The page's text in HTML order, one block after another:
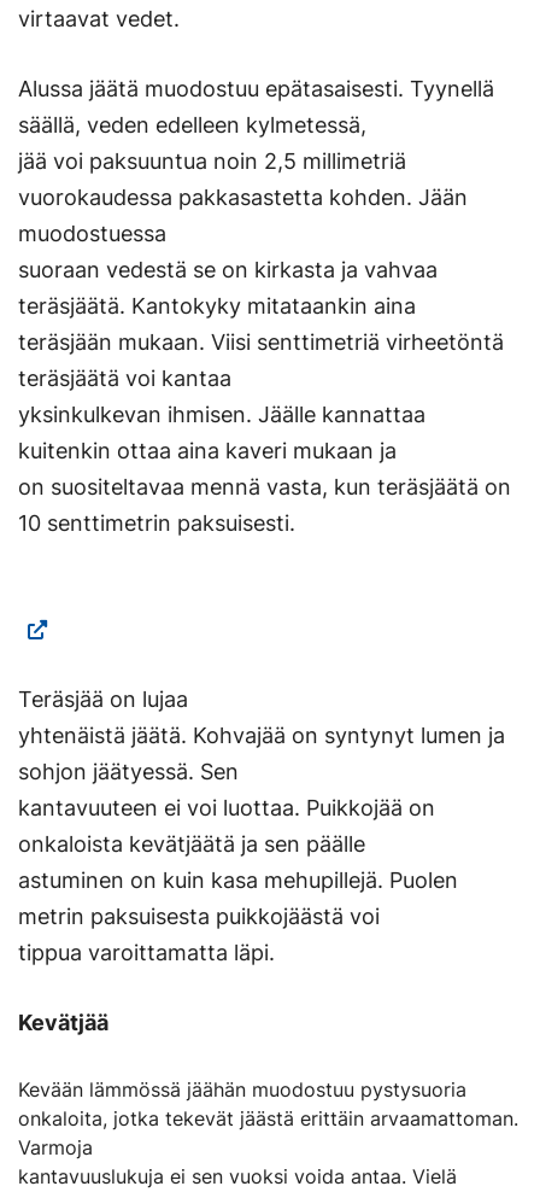
virtaavat vedet.
Alussa jäätä muodostuu epätasaisesti. Tyynellä
säällä, veden edelleen kylmetessä,
jää voi paksuuntua noin 2,5 millimetriä
vuorokaudessa pakkasastetta kohden. Jään
muodostuessa
suoraan vedestä se on kirkasta ja vahvaa
teräsjäätä. Kantokyky mitataankin aina
teräsjään mukaan. Viisi senttimetriä virheetöntä
teräsjäätä voi kantaa
yksinkulkevan ihmisen. Jäälle kannattaa
kuitenkin ottaa aina kaveri mukaan ja
on suositeltavaa mennä vasta, kun teräsjäätä on
10 senttimetrin paksuisesti.
Teräsjää on lujaa
yhtenäistä jäätä. Kohvajää on syntynyt lumen ja
sohjon jäätyessä. Sen
kantavuuteen ei voi luottaa. Puikkojää on
onkaloista kevätjäätä ja sen päälle
astuminen on kuin kasa mehupillejä. Puolen
metrin paksuisesta puikkojäästä voi
tippua varoittamatta läpi.
Kevätjää
Kevään lämmössä jäähän muodostuu pystysuoria
onkaloita, jotka tekevät jäästä erittäin arvaamattoman.
Varmoja
kantavuuslukuja ei sen vuoksi voida antaa. Vielä